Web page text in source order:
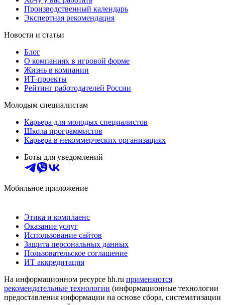
Производственный календарь
Экспертная рекомендация
Новости и статьи
Блог
О компаниях в игровой форме
Жизнь в компании
ИТ-проекты
Рейтинг работодателей России
Молодым специалистам
Карьера для молодых специалистов
Школа программистов
Карьера в некоммерческих организациях
Боты для уведомлений
Мобильное приложение
Этика и комплаенс
Оказание услуг
Использование сайтов
Защита персональных данных
Пользовательское соглашение
ИТ аккредитация
На информационном ресурсе hh.ru применяются
рекомендательные технологии (информационные технологии
предоставления информации на основе сбора, систематизации